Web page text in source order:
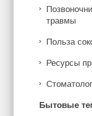
травмы
Польза
Ресурсы
Бытовые